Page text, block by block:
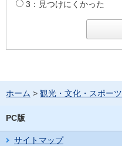
3：見つけにくかった
ホーム > 観光・文化・スポーツ
PC版
サイトマップ